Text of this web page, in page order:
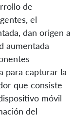
de
el
dan origen a
aumentada
para capturar la
que consiste
móvil
del